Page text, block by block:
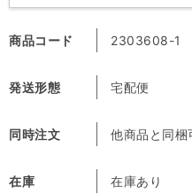
商品コード 2303608-1
発送形態 宅配便
同時注文 他商品と同
在庫 在庫あり